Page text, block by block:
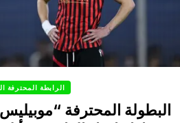
الرابطة المحترفة
البطولة المحترفة